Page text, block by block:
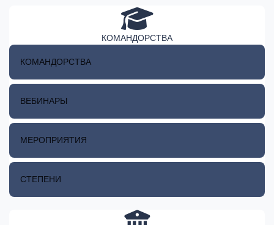
КОМАНДОРСТВА
КОМАНДОРСТВА
ВЕБИНАРЫ
МЕРОПРИЯТИЯ
СТЕПЕНИ